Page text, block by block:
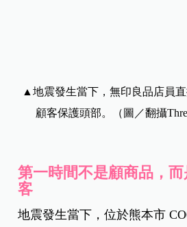
▲地震發生當下，無印良品店員
顧客保護頭部。（圖／翻攝
第一時間不是顧商品，
客
地震發生當下，位於熊本市